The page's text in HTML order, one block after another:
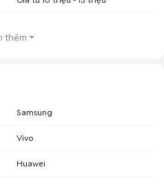
thêm
Samsung
Vivo
Huawei